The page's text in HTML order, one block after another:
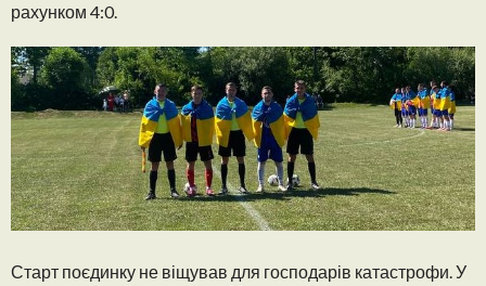
рахунком 4:0.
Старт поєдинку не віщував для господарів катастрофи. У